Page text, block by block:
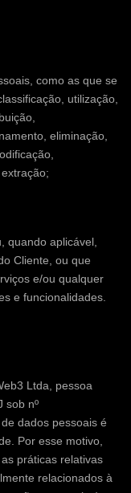
como as que se
utilização,
eliminação,
quando aplicável,
Cliente, ou que
e/ou qualquer
e funcionalidades.
Ltda, pessoa
sob nº
dados pessoais é
Por esse motivo,
práticas relativas
relacionados à